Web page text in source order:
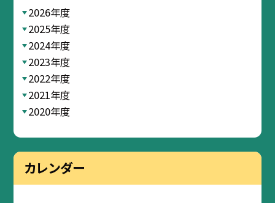
2026年度
2025年度
2024年度
2023年度
2022年度
2021年度
2020年度
カレンダー